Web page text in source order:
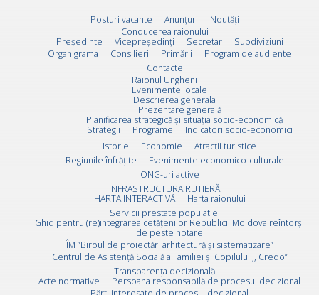
Posturi vacante Anunțuri
Noutăți
Conducerea raionului
Preşedinte
Vicepreşedinţi Secretar
Subdiviziuni
Organigrama
Consilieri Primării
Program de audiente
Contacte
Raionul Ungheni
Evenimente locale
Descrierea generala
Prezentare generală
Planificarea strategică și situația socio-economică
Strategii
Programe
Indicatori socio-economici
Istorie
Economie
Atracții turistice
Regiunile înfrățite
Evenimente economico-culturale
ONG-uri active
INFRASTRUCTURA RUTIERĂ
HARTA INTERACTIVĂ
Harta raionului
Servicii prestate populatiei
Ghid pentru (re)integrarea cetățenilor Republicii Moldova reîntorși
de peste hotare
ÎM ”Biroul de proiectări arhitectură și sistematizare”
Centrul de Asistență Socială a Familiei și Copilului ,, Credo”
Transparența decizională
Acte normative
Persoana responsabilă de procesul decizional